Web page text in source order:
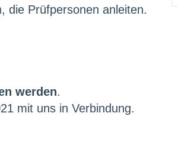
die Prüfpersonen anleiten.
werden.
mit uns in Verbindung.